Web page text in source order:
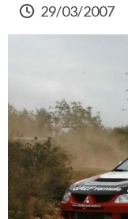
29/03/2007